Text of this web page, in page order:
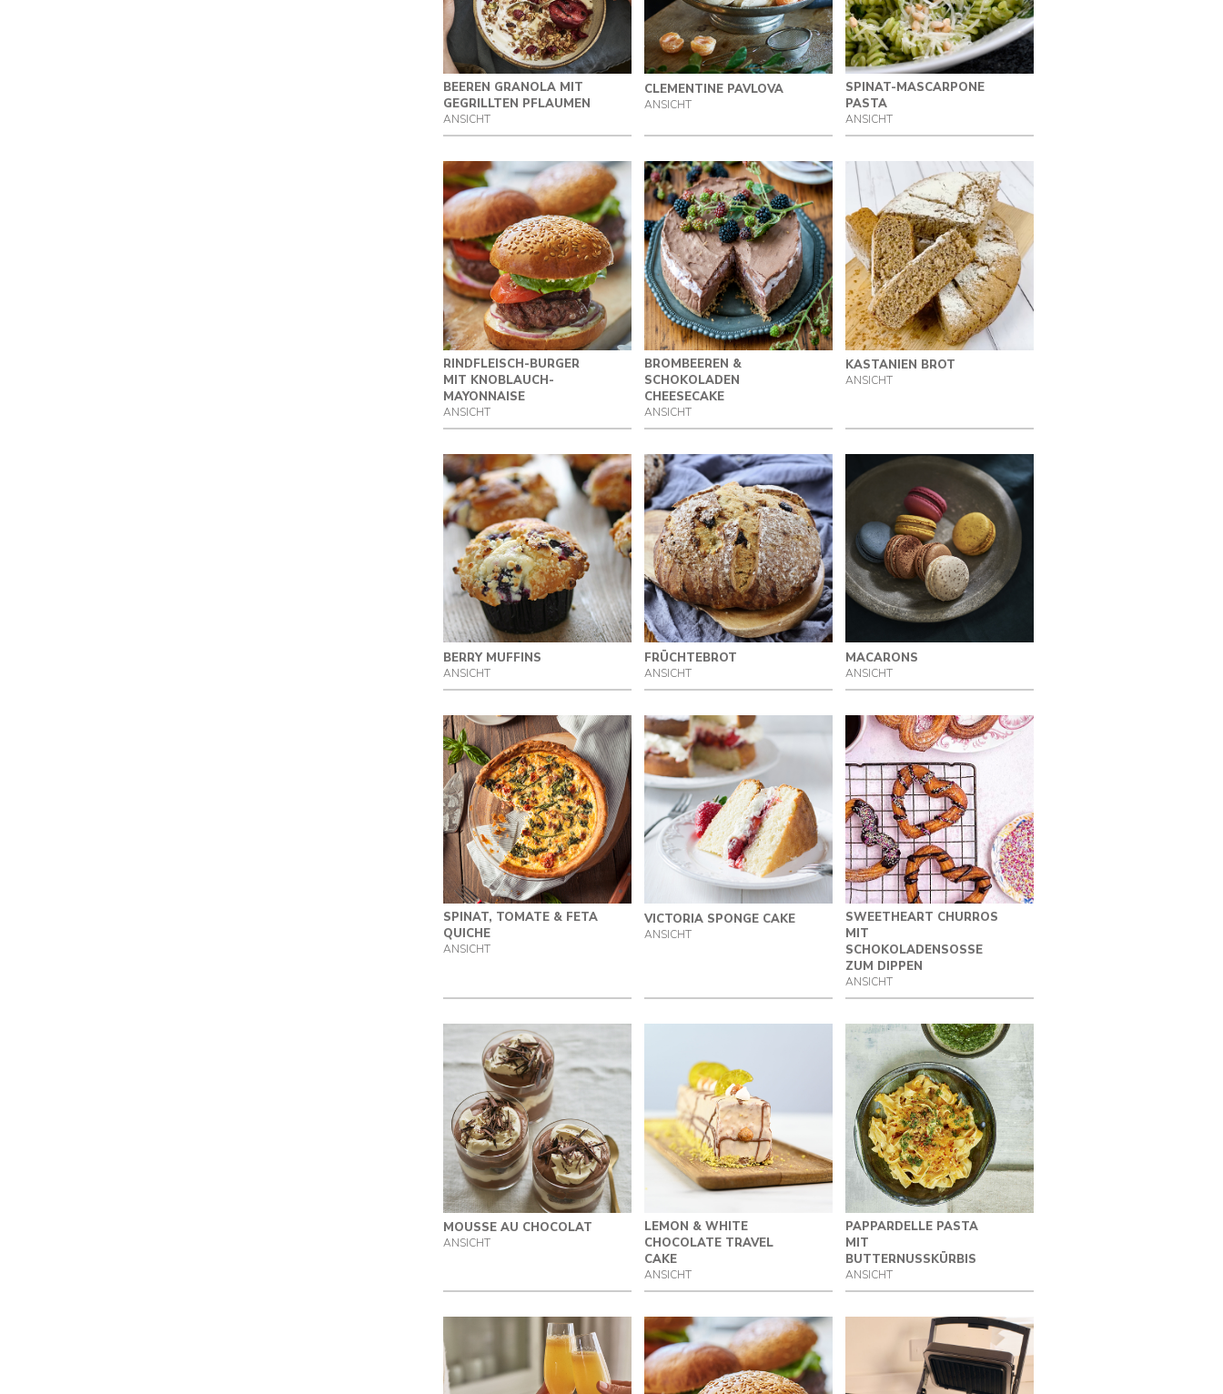
BEEREN GRANOLA MIT
GEGRILLTEN PFLAUMEN
ANSICHT
CLEMENTINE PAVLOVA
ANSICHT
SPINAT-MASCARPONE
PASTA
ANSICHT
RINDFLEISCH-BURGER
MIT KNOBLAUCH-
MAYONNAISE
ANSICHT
BROMBEEREN &
SCHOKOLADEN
CHEESECAKE
ANSICHT
KASTANIEN BROT
ANSICHT
BERRY MUFFINS
ANSICHT
FRÜCHTEBROT
ANSICHT
MACARONS
ANSICHT
SPINAT, TOMATE & FETA
QUICHE
ANSICHT
VICTORIA SPONGE CAKE
ANSICHT
SWEETHEART CHURROS
MIT
SCHOKOLADENSOSSE
ZUM DIPPEN
ANSICHT
MOUSSE AU CHOCOLAT
ANSICHT
LEMON & WHITE
CHOCOLATE TRAVEL
CAKE
ANSICHT
PAPPARDELLE PASTA
MIT
BUTTERNUSSKÜRBIS
ANSICHT